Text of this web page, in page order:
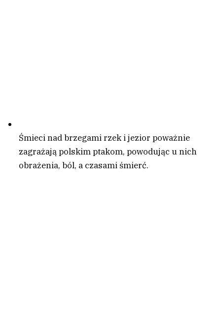
Śmieci nad brzegami rzek i jezior poważnie
zagrażają polskim ptakom, powodując u nich
obrażenia, ból, a czasami śmierć.